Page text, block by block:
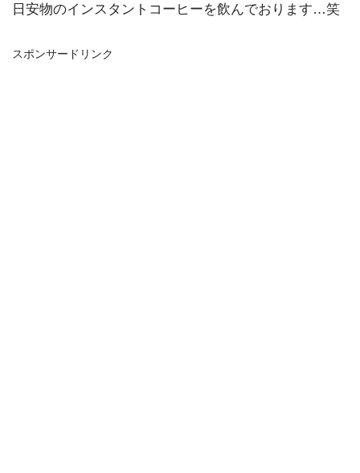
日安物のインスタントコーヒーを飲んでおります…笑
スポンサードリンク